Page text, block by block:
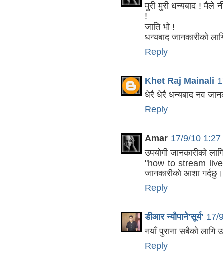
मुरी मुरी धन्यबाद ! मैले
!
जाति भो !
धन्यबाद जानकारीको
Reply
Khet Raj Mainali
धेरै धेरै धन्यबाद नव
Reply
Amar 17/9/10 1:27
उपयोगी जानकारीको
"how to stream live
जानकारीको आशा गर्दछु।
Reply
डीआर न्यौपाने'सूर्य' 17/
नयाँ पुराना सबैको लागि
Reply